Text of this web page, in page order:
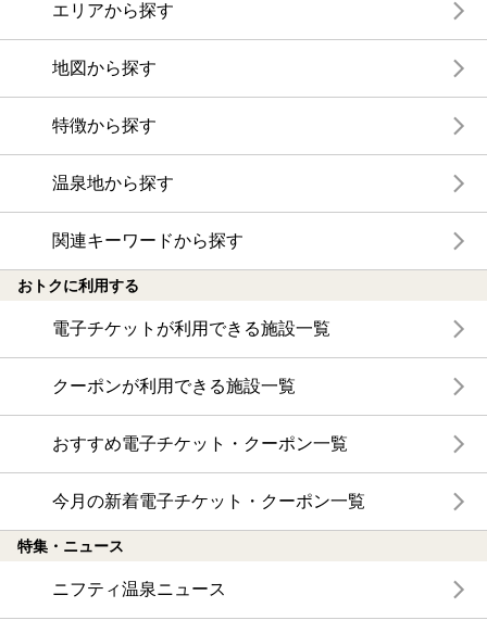
エリアから探す
地図から探す
特徴から探す
温泉地から探す
関連キーワードから探す
おトクに利用する
電子チケットが利用できる施設一覧
クーポンが利用できる施設一覧
おすすめ電子チケット・クーポン一覧
今月の新着電子チケット・クーポン一覧
特集・ニュース
ニフティ温泉ニュース